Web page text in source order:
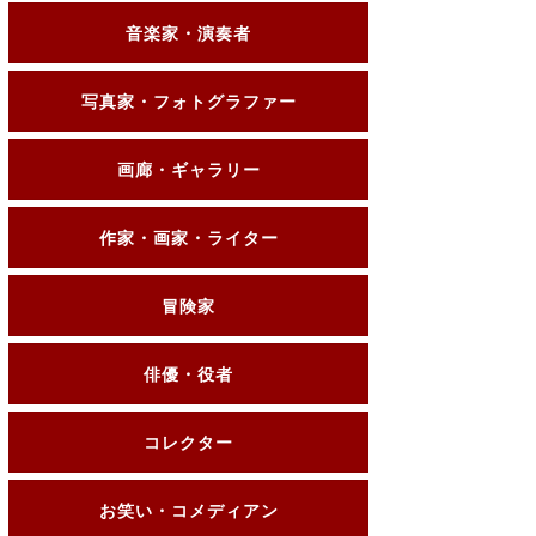
音楽家・演奏者
写真家・フォトグラファー
画廊・ギャラリー
作家・画家・ライター
冒険家
俳優・役者
コレクター
お笑い・コメディアン